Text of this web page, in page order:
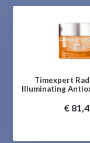
Timexpert
Illuminating
€